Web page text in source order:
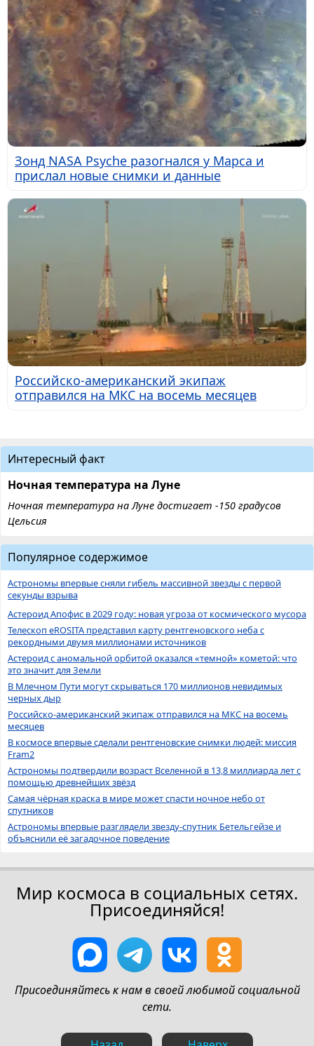
Зонд NASA Psyche разогнался у Марса и
прислал новые снимки и данные
Российско-американский экипаж
отправился на МКС на восемь месяцев
Интересный факт
Ночная температура на Луне
Ночная температура на Луне достигает -150 градусов
Цельсия
Популярное содержимое
Астрономы впервые сняли гибель массивной звезды с первой
секунды взрыва
Астероид Апофис в 2029 году: новая угроза от космического мусора
Телескоп eROSITA представил карту рентгеновского неба с
рекордными двумя миллионами источников
Астероид с аномальной орбитой оказался «темной» кометой: что
это значит для Земли
В Млечном Пути могут скрываться 170 миллионов невидимых
черных дыр
Российско-американский экипаж отправился на МКС на восемь
месяцев
В космосе впервые сделали рентгеновские снимки людей: миссия
Fram2
Астрономы подтвердили возраст Вселенной в 13,8 миллиарда лет с
помощью древнейших звёзд
Самая чёрная краска в мире может спасти ночное небо от
спутников
Астрономы впервые разглядели звезду-спутник Бетельгейзе и
объяснили её загадочное поведение
Мир космоса в социальных сетях.
Присоединяйся!
Присоединяйтесь к нам в своей любимой социальной
сети.